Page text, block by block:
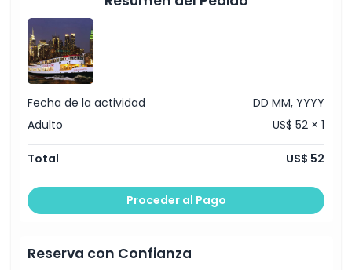
Política para Niños y Adultos
Fecha de la actividad
DD MM, YYYY
Adulto
US$ 52 × 1
Total US$ 52
Proceder al Pago
Reserva con Confianza